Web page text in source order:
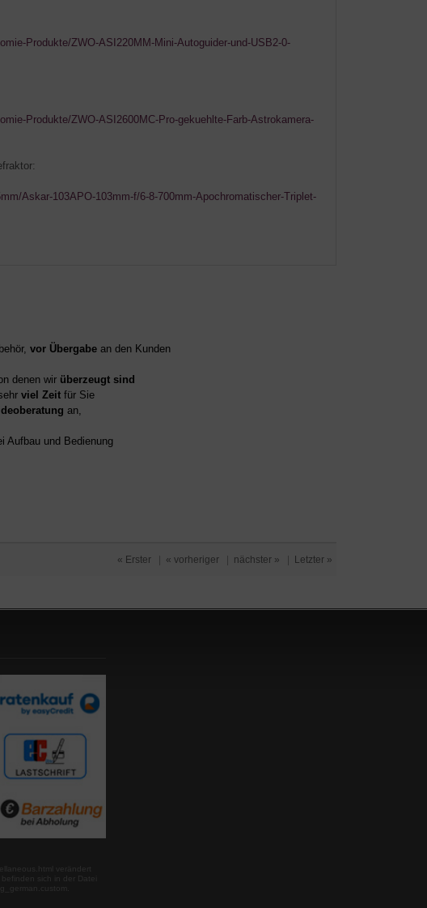
Produkte/ZWO-ASI220MM-Mini-Autoguider-und-USB2-0-
Produkte/ZWO-ASI2600MC-Pro-gekuehlte-Farb-Astrokamera-
Askar-103APO-103mm-f/6-8-700mm-Apochromatischer-Triplet-
vor Übergabe an den Kunden
denen wir überzeugt sind
viel Zeit für Sie
an,
Aufbau und Bedienung
« Erster | « vorheriger | nächster » | Letzter »
verändert
sich in der Datei